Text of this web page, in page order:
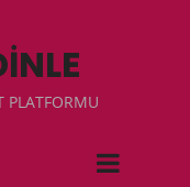
PLATFORMU